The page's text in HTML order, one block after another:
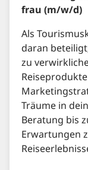
frau (m/w/d)
Als
daran
zu
Träume in
Beratung bis
Erwartungen